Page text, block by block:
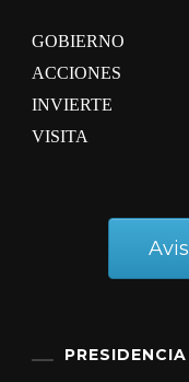
GOBIERNO
ACCIONES
INVIERTE
VISITA